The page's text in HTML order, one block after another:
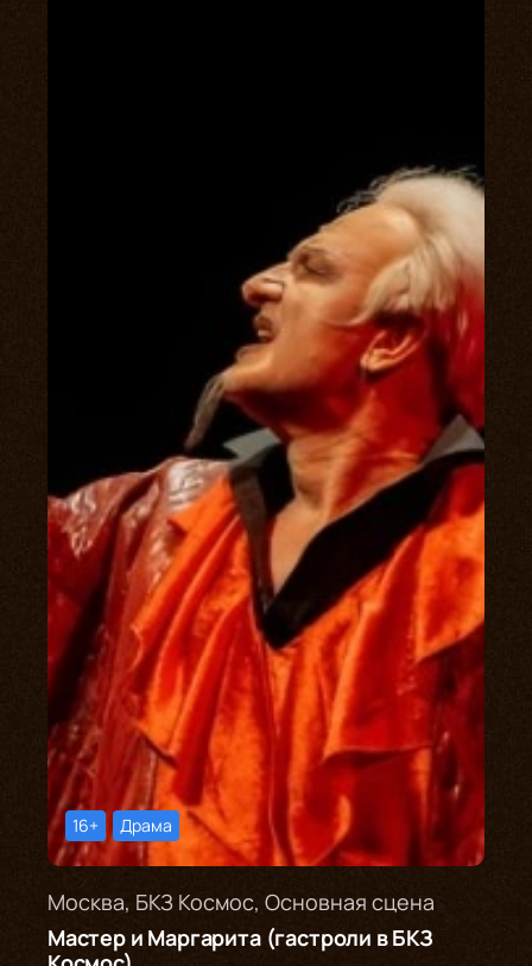
16+ Драма
Москва, БКЗ Космос, Основная сцена
Мастер и Маргарита (гастроли в БКЗ